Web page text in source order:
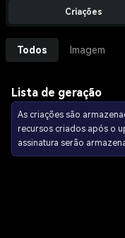
Criações
Todos Imagem
Lista de geração
As criações são
recursos criados após o
assinatura serão